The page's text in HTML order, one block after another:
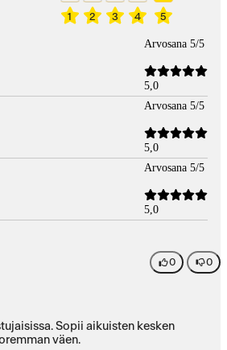
1 2 3 4 5
Arvosana 5/5
5,0
Arvosana 5/5
5,0
Arvosana 5/5
5,0
0 0
Sopii aikuisten kesken
väen.